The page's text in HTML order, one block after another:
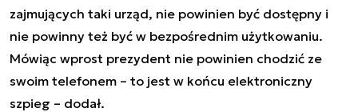
zajmujących taki urząd, nie powinien być dostępny i
nie powinny też być w bezpośrednim użytkowaniu.
Mówiąc wprost prezydent nie powinien chodzić ze
swoim telefonem – to jest w końcu elektroniczny
szpieg – dodał.